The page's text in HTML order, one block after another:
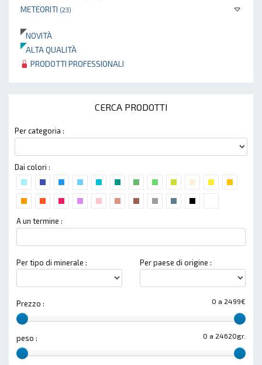
METEORITI (23)
NOVITÀ
ALTA QUALITÀ
PRODOTTI PROFESSIONALI
CERCA PRODOTTI
Per categoria :
Dai colori :
A un termine :
Per tipo di minerale : Per paese di origine :
0 a 2499€
Prezzo :
0 a 24620gr.
peso :